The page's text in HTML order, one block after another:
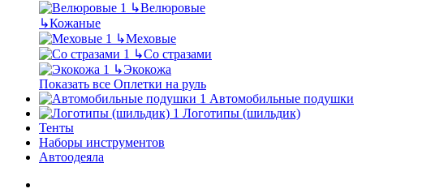
↳Велюровые
↳Кожаные
↳Меховые
↳Со стразами
↳Экокожа
Показать все Оплетки на руль
Автомобильные подушки
Логотипы (шильдик)
Тенты
Наборы инструментов
Автоодеяла